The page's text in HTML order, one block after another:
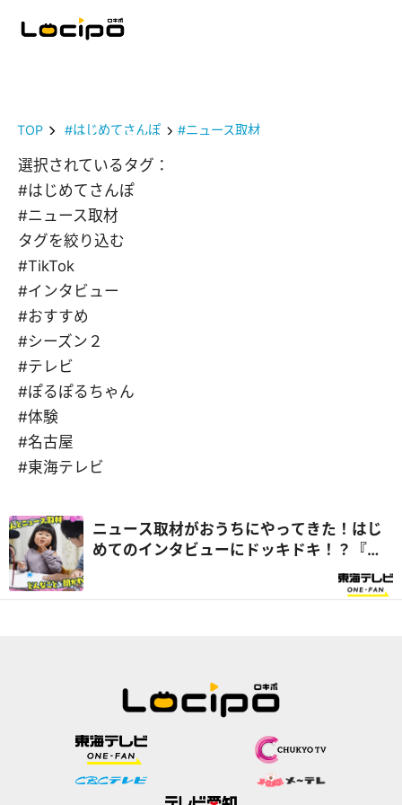
TOP #はじめてさんぽ #ニュース取材
選択されているタグ：
#はじめてさんぽ
#ニュース取材
タグを絞り込む
#TikTok
#インタビュー
#おすすめ
#シーズン２
#テレビ
#ぽるぽるちゃん
#体験
#名古屋
#東海テレビ
ニュース取材がおうちにやってきた！はじ
めてのインタビューにドッキドキ！？『ぽ